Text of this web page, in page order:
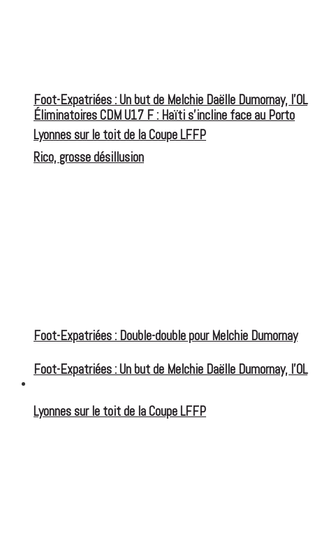
Éliminatoires CDM U17 F : Haïti s’incline face au Porto
Rico, grosse désillusion
Foot-Expatriées : Un but de Melchie Daëlle Dumornay, l’OL
Lyonnes sur le toit de la Coupe LFFP
Foot-Expatriées : Un but de Melchie Daëlle Dumornay, l’OL
Lyonnes sur le toit de la Coupe LFFP
Foot-Expatriées : Double-double pour Melchie Dumornay